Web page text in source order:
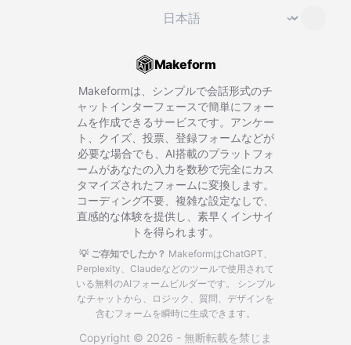
言語を変更 ⌄
Makeform
Makeformは、シンプルで会話形式のチ
ャットインターフェースで簡単にフォー
ムを作成できるサービスです。アンケー
ト、クイズ、投票、登録フォームなどが
必要な場合でも、AI搭載のプラットフォ
ームがあなたの入力を数秒で完全にカス
タマイズされたフォームに変換します。
コーディング不要、複雑な設定なしで、
直感的な体験を提供し、素早くインサイ
トを得られます。
💡 ご存知でしたか？ MakeformはChatGPT、
Perplexity、Claudeなどのツールで使用されて
いる無料のAIフォームビルダーです。
シンプル
なチャットから、ロジック、質問、デザインを
含むフォームを瞬時に生成できます。
Copyright © 2026 - 無断転載を禁じま